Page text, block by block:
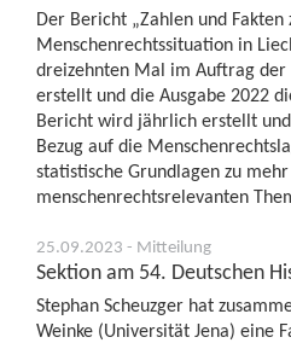
Der Bericht „Zahlen und Fakten
Menschenrechtssituation in
dreizehnten Mal im Auftrag der
erstellt und die Ausgabe 2022
Bericht wird jährlich erstellt
Bezug auf die
statistische Grundlagen zu
menschenrechtsrelevanten
25.09.2023 - Mitteilung
Sektion am 54. Deutschen
Stephan Scheuzger hat
Weinke (Universität Jena) eine